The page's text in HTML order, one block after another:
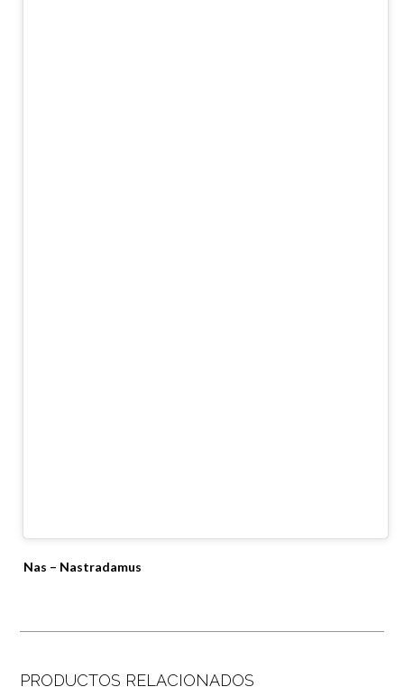
Nas – Nastradamus
PRODUCTOS RELACIONADOS